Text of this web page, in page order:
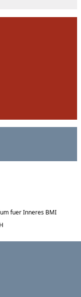
fuer Inneres BMI